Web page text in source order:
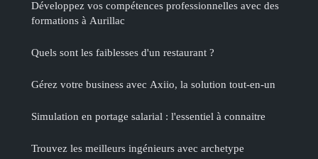
Développez vos compétences professionnelles avec des
formations à Aurillac
Quels sont les faiblesses d'un restaurant ?
Gérez votre business avec Axiio, la solution tout-en-un
Simulation en portage salarial : l'essentiel à connaitre
Trouvez les meilleurs ingénieurs avec archetype